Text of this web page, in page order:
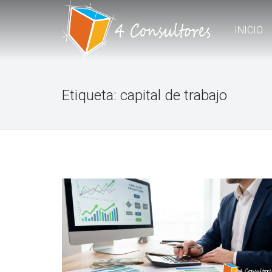
INICIO
Etiqueta: capital de trabajo